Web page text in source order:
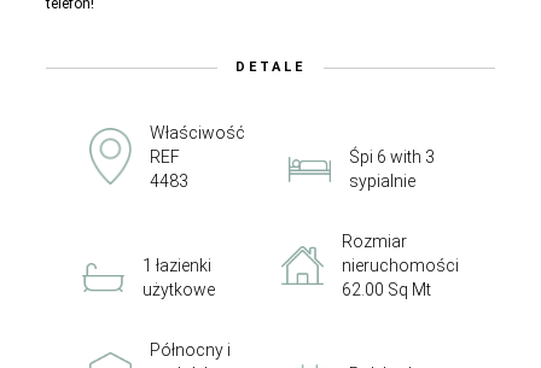
telefon!
DETALE
Właściwość
REF
4483
Śpi 6 with 3
sypialnie
1 łazienki
użytkowe
Rozmiar
nieruchomości
62.00 Sq Mt
Północny i